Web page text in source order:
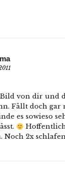
von dir und
Fällt doch gar
es sowieso
Noch 2x